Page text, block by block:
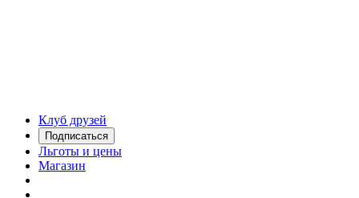
Клуб друзей
Подписаться
Льготы и цены
Магазин